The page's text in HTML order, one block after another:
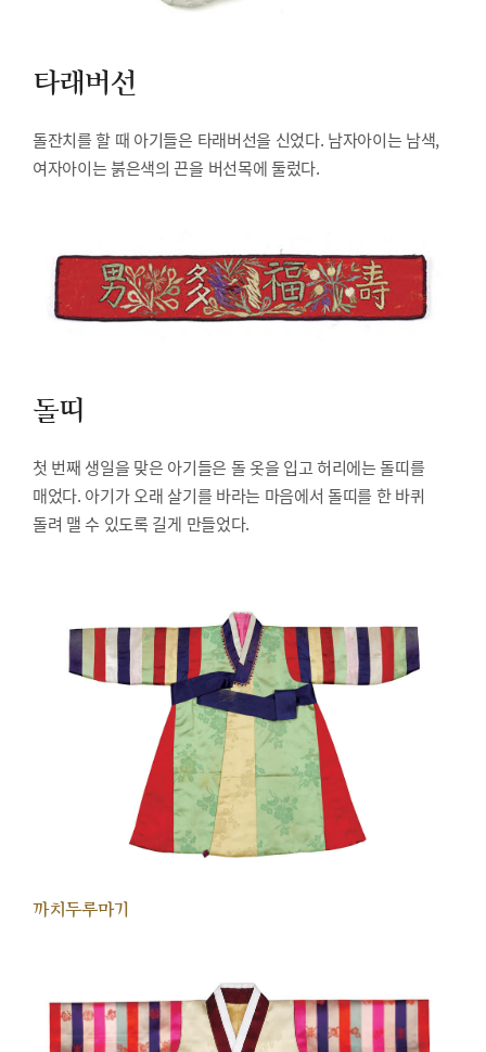
타래버선
돌잔치를 할 때 아기들은 타래버선을 신었다. 남자아이는 남색,
여자아이는 붉은색의 끈을 버선목에 둘렀다.
돌띠
첫 번째 생일을 맞은 아기들은 돌 옷을 입고 허리에는 돌띠를
매었다. 아기가 오래 살기를 바라는 마음에서 돌띠를 한 바퀴
돌려 맬 수 있도록 길게 만들었다.
까치두루마기